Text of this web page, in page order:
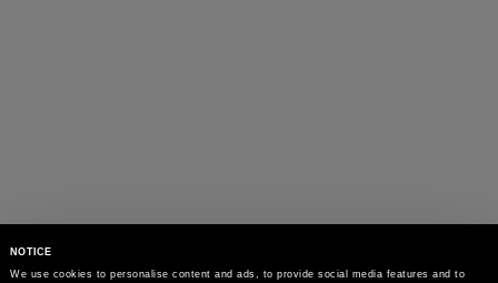
NOTICE
We use cookies to personalise content and ads, to provide social media features and to